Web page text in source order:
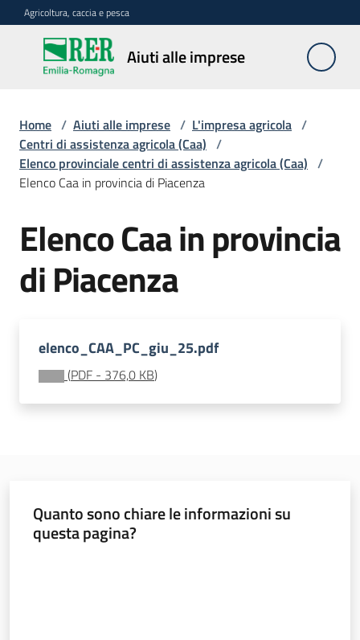
Vai al contenuto
Vai alla navigazione
Vai al footer
Agricoltura, caccia e pesca
Aiuti alle imprese
Aiuti
alle
Impresa
agricola
Meccanizzazione
lavoro
Avversità
atmosferiche
calamità
Aiuti
Home / Aiuti alle imprese / L'impresa agricola /
Centri di assistenza agricola (Caa) /
Elenco provinciale centri di assistenza agricola (Caa) /
Elenco Caa in provincia di Piacenza
Elenco Caa in provincia
di Piacenza
elenco_CAA_PC_giu_25.pdf
(PDF - 376,0 KB)
Quanto sono chiare le informazioni su
questa pagina?